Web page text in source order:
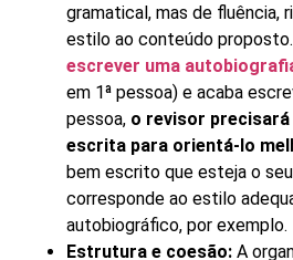
gramatical, mas de fluência,
estilo ao conteúdo
escrever uma
em 1ª pessoa) e acaba
pessoa, o revisor
escrita para orientá-lo
bem escrito que esteja o
corresponde ao estilo
autobiográfico, por exemplo.
Estrutura e coesão: A